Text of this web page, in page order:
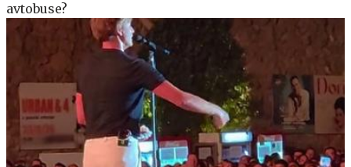
avtobuse?